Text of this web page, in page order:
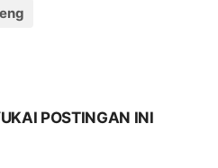
POSTINGAN INI